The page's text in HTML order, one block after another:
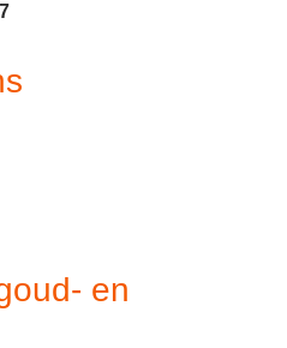
en